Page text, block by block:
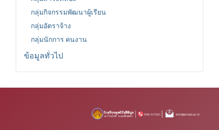
กลุ่มกิจกรรมพัฒนาผู้เรียน
กลุ่มอัตราจ้าง
กลุ่มนักการ คนงาน
ข้อมูลทั่วไป